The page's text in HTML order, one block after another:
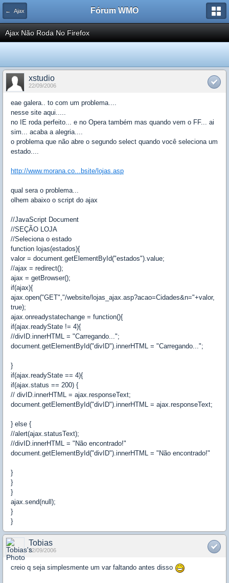
← Ajax Fórum WMO
Ajax Não Roda No Firefox
xstudio
22/09/2006
eae galera.. to com um problema....
nesse site aqui.....
no IE roda perfeito... e no Opera também mas quando vem o FF... ai
sim... acaba a alegria....
o problema que não abre o segundo select quando você seleciona um
estado....
http://www.morana.co...bsite/lojas.asp
qual sera o problema...
olhem abaixo o script do ajax
//JavaScript Document
//SEÇÃO LOJA
//Seleciona o estado
function lojas(estados){
valor = document.getElementById("estados").value;
//ajax = redirect();
ajax = getBrowser();
if(ajax){
ajax.open("GET","/website/lojas_ajax.asp?acao=Cidades&n="+valor,
true);
ajax.onreadystatechange = function(){
if(ajax.readyState != 4){
//divID.innerHTML = "Carregando...";
document.getElementById("divID").innerHTML = "Carregando...";
}
if(ajax.readyState == 4){
if(ajax.status == 200) {
// divID.innerHTML = ajax.responseText;
document.getElementById("divID").innerHTML = ajax.responseText;
} else {
//alert(ajax.statusText);
//divID.innerHTML = "Não encontrado!"
document.getElementById("divID").innerHTML = "Não encontrado!"
}
}
}
ajax.send(null);
}
}
Tobias
22/09/2006
creio q seja simplesmente um var faltando antes disso